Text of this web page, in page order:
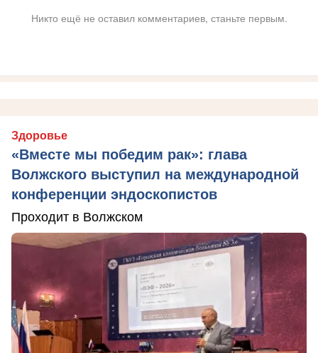
Никто ещё не оставил комментариев, станьте первым.
Здоровье
«Вместе мы победим рак»: глава
Волжского выступил на международной
конференции эндоскопистов
Проходит в Волжском